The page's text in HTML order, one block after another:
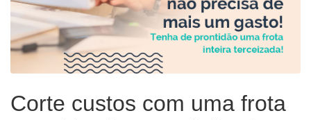
Corte custos com uma frota